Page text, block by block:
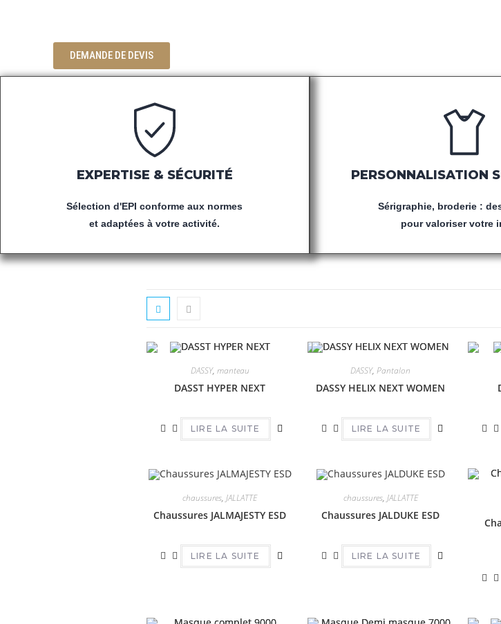
DEMANDE DE DEVIS
EXPERTISE & SÉCURITÉ
Sélection d'EPI conforme aux normes
et adaptées à votre activité.
PERSONNALISATION
Sérigraphie, broderie :
pour valoriser votre
DASSY, manteau
DASST HYPER NEXT
LIRE LA SUITE
DASSY,Pantalon
DASSY HELIX NEXT WOMEN
LIRE LA SUITE
chaussures,JALLATTE
Chaussures JALMAJESTY ESD
LIRE LA SUITE
chaussures, JALLATTE
Chaussures JALDUKE ESD
LIRE LA SUITE